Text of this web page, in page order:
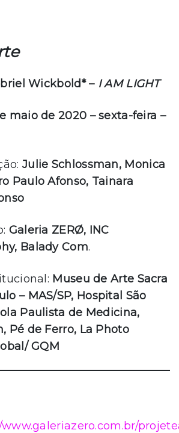
Wickbold* – I AM LIGHT
maio de 2020 – sexta-feira –
Julie Schlossman, Monica
Paulo Afonso, Tainara
Galeria ZERØ, INC
Balady Com.
Museu de Arte Sacra
– MAS/SP, Hospital São
Paulista de Medicina,
Pé de Ferro, La Photo
GQM